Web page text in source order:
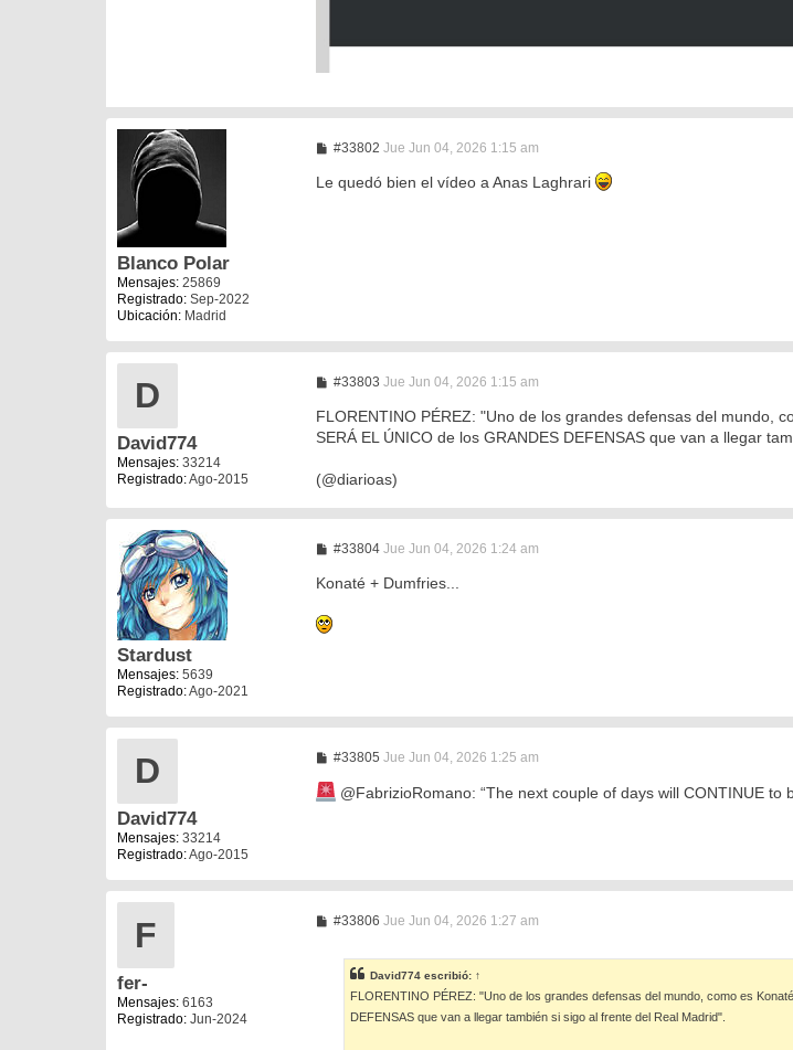
Blanco Polar
Mensajes: 25869
Registrado: Sep-2022
Ubicación: Madrid
#33802M
n
Jue Jun 04, 2026 1:15 am
Le quedó bien el vídeo a Anas Laghrari
D
David774
Mensajes: 33214
Registrado:Ago-2015
#33803M
n
a
e
Jue Jun 04, 2026 1:15 am
FLORENTINO PÉREZ: "Uno de los grandes defensas del mundo,
SERÁ EL ÚNICO de los GRANDES DEFENSAS que van a llegar
(@diarioas)
Stardust
Mensajes: 5639
Registrado:Ago-2021
#33804M
n
Jue Jun 04, 2026 1:24 am
Konaté + Dumfries...
D
David774
Mensajes: 33214
Registrado:Ago-2015
#33805M
n
s
Jue Jun 04, 2026 1:25 am
@FabrizioRomano: “The next couple of days will CONTINUE to
F
fer-
Mensajes: 6163
Registrado: Jun-2024
#33806M
a
j
e
Jue Jun 04, 2026 1:27 am
David774 escribió: ↑
FLORENTINO PÉREZ: "Uno de los grandes defensas del mundo, como es
DEFENSAS que van a llegar también si sigo al frente del Real Madrid".